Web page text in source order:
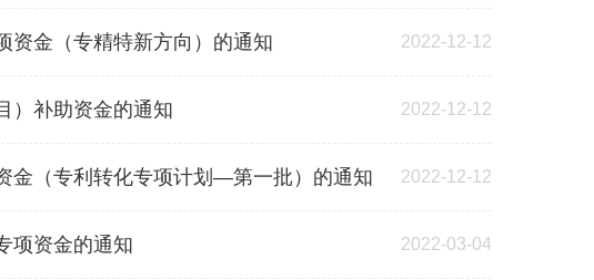
资金（专精特新方向）的通知 2022-12-12
）补助资金的通知 2022-12-12
金（专利转化专项计划—第一批）的通知 2022-12-12
项资金的通知 2022-03-04